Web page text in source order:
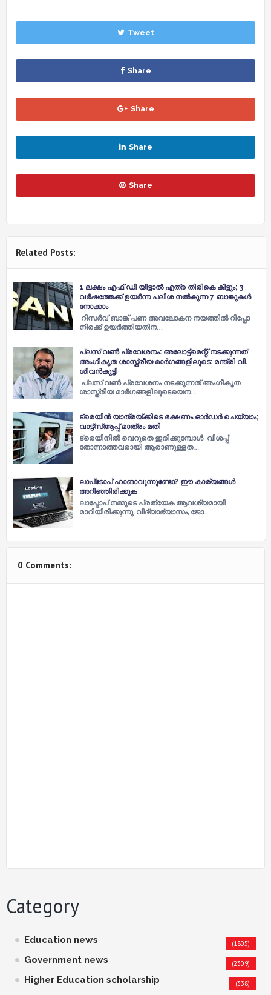
Tweet
Share
Share
Share
Share
Related Posts:
1 ലക്ഷം എഫ് ഡി യിട്ടാല്‍ എത്ര തിരികെ കിട്ടും; 3
വര്‍ഷത്തേക്ക് ഉയര്‍ന്ന പലിശ നല്‍കുന്ന 7 ബാങ്കുകള്‍
നോക്കാം
റിസര്‍വ് ബാങ്ക് പണ അവലോകന നയത്തില്‍ റിപ്പോ
നിരക്ക് ഉയര്‍ത്തിയതിന…
പ്ലസ് വൺ പ്രവേശനം: അലോട്ട്മെന്റ് നടക്കുന്നത്
അംഗീകൃത ശാസ്ത്രീയ മാർഗങ്ങളിലൂടെ: മന്ത്രി വി.
ശിവൻകുട്ടി
പ്ലസ് വൺ പ്രവേശനം നടക്കുന്നത് അംഗീകൃത
ശാസ്ത്രീയ മാർഗങ്ങളിലൂടെയെന…
ട്രെയിന്‍ യാത്രയ്ക്കിടെ ഭക്ഷണം ഓര്‍ഡര്‍ ചെയ്യാം;
വാട്ട്സ്‌ആപ്പ് മാത്രം മതി
ട്രെയിനില്‍ വെറുതെ ഇരിക്കുമ്പോൾ വിശപ്പ്
തോന്നാത്തവരായി ആരാണുള്ളത…
ലാപ്‌ടോപ് ഹാങാവുന്നുണ്ടോ? ഈ കാര്യങ്ങള്‍
അറിഞ്ഞിരിക്കുക
ലാപ്ടോപ് നമ്മുടെ പ്രത്യേക ആവശ്യമായി
മാറിയിരിക്കുന്നു. വിദ്യാഭ്യാസം, ജോ…
0 Comments:
Category
Education news (1805)
Government news (2309)
Higher Education scholarship (338)